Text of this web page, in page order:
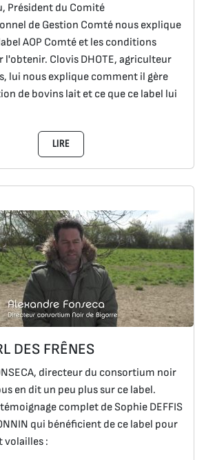
Président du Comité
de Gestion Comté nous explique
AOP Comté et les conditions
l'obtenir. Clovis DHOTE, agriculteur
lui nous explique comment il gère
de bovins lait et ce que ce label lui
LIRE
DES FRÊNES
directeur du consortium noir
en dit un peu plus sur ce label.
complet de Sophie DEFFIS
qui bénéficient de ce label pour
volailles :